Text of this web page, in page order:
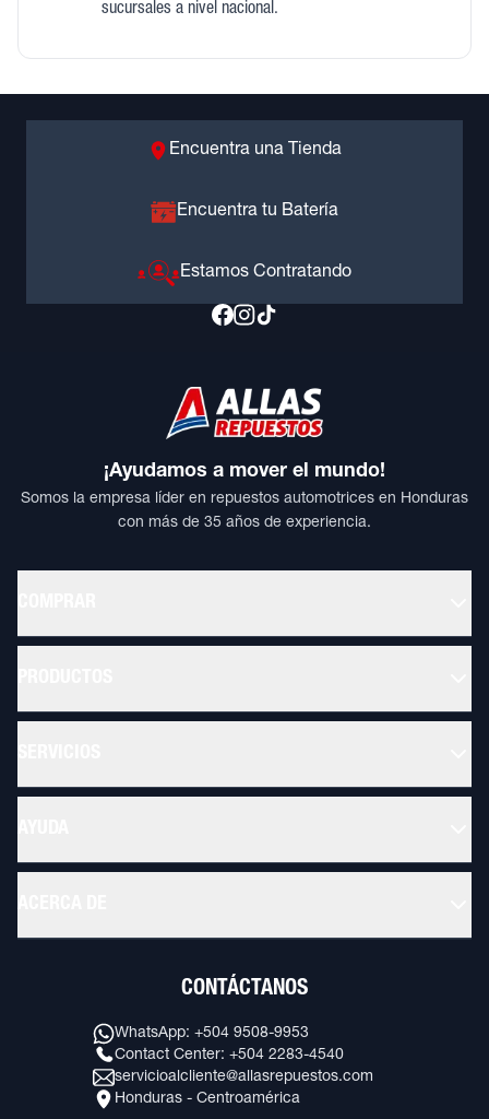
sucursales a nivel nacional.
Encuentra una Tienda
Encuentra tu Batería
Estamos Contratando
¡Ayudamos a mover el mundo!
Somos la empresa líder en repuestos automotrices en Honduras
con más de 35 años de experiencia.
CONTÁCTANOS
WhatsApp: +504 9508-9953
Contact Center: +504 2283-4540
servicioalcliente@allasrepuestos.com
Honduras - Centroamérica